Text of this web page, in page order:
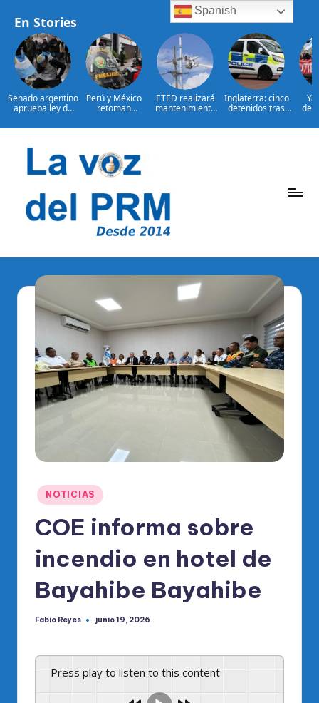
En Stories
Senado argentino
aprueba ley de
privada
Perú y México
retoman
salvoconducto a
ETED realizará
mantenimiento
línea de
Inglaterra: cinco
detenidos tras
migrantes
contenido
o
di
o
O
ci
al
el
R
M
Del
PRM
Publicado
en
NOTICIAS
COE informa sobre
incendio en hotel de
Bayahibe Bayahibe
Publicado
Fabio Reyes junio 19, 2026
Press play to listen to this content
Spanish